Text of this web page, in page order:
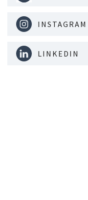
INSTAGRAM
LINKEDIN